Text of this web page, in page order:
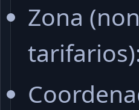
Zona